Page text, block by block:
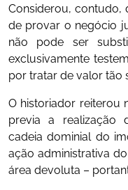
Considerou, contudo,
de provar o negócio
não pode ser
exclusivamente
por tratar de valor tão
O historiador reiterou
previa a realização
cadeia dominial do
ação administrativa
área devoluta –